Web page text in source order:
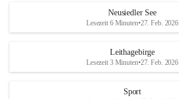
S
und den daraus folgenden wirtschaftlichen
Maßnahmen zur Bekämpfung
Rebe und der Amerikanischen
r
S
Neusiedler See
Lesezeit 6 Minuten•27. Feb. 2026
Leithagebirge
Lesezeit 3 Minuten•27. Feb. 2026
Sport